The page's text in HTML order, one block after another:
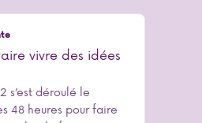
vivre des idées
s’est déroulé le
48 heures pour faire